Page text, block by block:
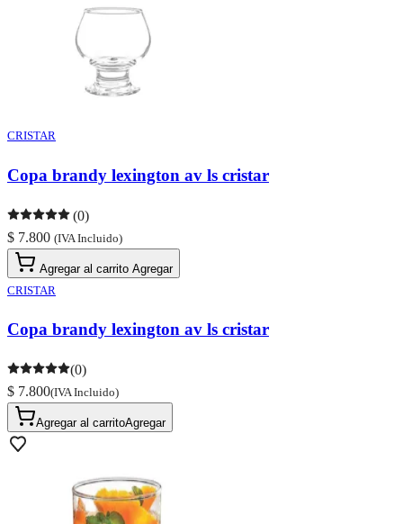
CRISTAR
Copa brandy lexington av ls cristar
(0)
$ 7.800 (IVA Incluido)
Agregar al carrito Agregar
CRISTAR
Copa brandy lexington av ls cristar
(0)
$ 7.800(IVA Incluido)
Agregar al carritoAgregar